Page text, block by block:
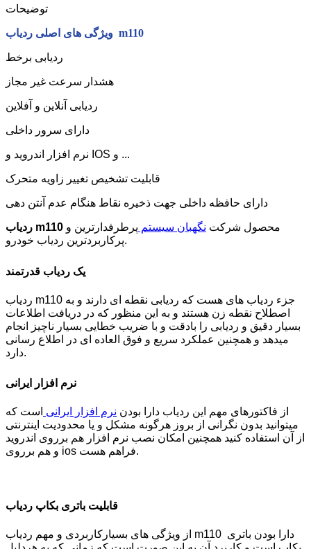
توضیحات
ویژگی های اصلی ردیاب m110
ردیابی برخط
هشدار سرعت غیر مجاز
ردیابی آنلاین و آفلاین
دارای سرور داخلی
نرم افزار اندروید و IOS و ...
قابلیت تشخیص تغییر زاویه متحرک
دارای حافظه داخلی جهت ذخیره نقاط هنگام عدم آنتن دهی
ردیاب m110 محصول شرکت نگهبان سیستم پرطرفدارترین و
پرکاربردترین ردیاب خودرو.
یک ردیاب قدرتمند
ردیاب m110 جزء ردیاب های هست که ردیابی نقطه ای دارند و به
اصطلاح نقطه زن هستند و به این منظور که در دریافت اطلاعات
بسیار دقیق و ردیابی را بادقت و با ضریب خطایی بسیار ناچیز انجام
میدهد و همچنین عملکرد سریع و فوق العاده ای در اطلاع رسانی
دارد.
از فاکتورهای مهم این ردیاب دارا بودن نرم افزار ایرانی است که
میتوانید بدون نگرانی از بروز هرگونه مشکل و یا محدودیت اینترنتی
از آن استفاده کنید همچنین امکان نصب نرم افزار هم برروی اندروید
و هم برروی ios فراهم هست.
از ویژگی های بسیارکاربردی و مهم ردیاب m110 دارا بودن باتری